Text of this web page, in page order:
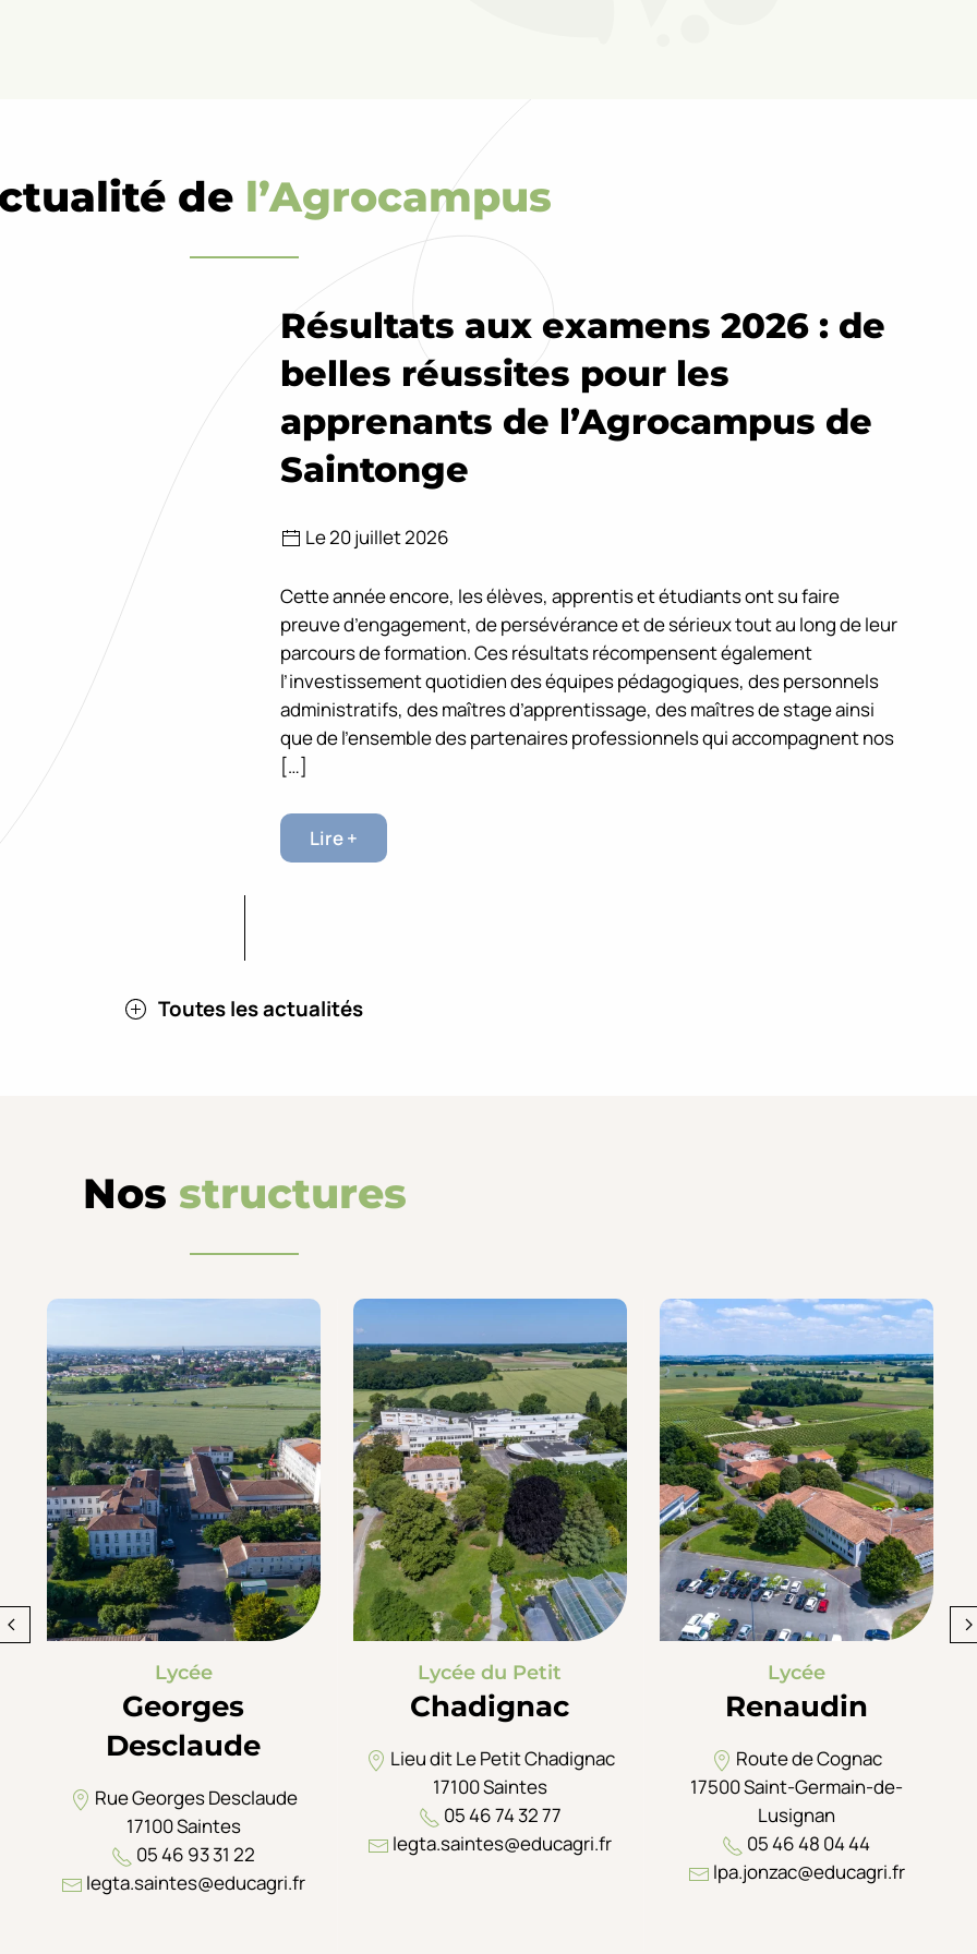
de l’Agrocampus
Résultats aux examens 2026 : de
belles réussites pour les
apprenants de l’Agrocampus de
Saintonge
Le 20 juillet 2026
Cette année encore, les élèves, apprentis et étudiants ont su faire
preuve d’engagement, de persévérance et de sérieux tout au long de leur
parcours de formation. Ces résultats récompensent également
l’investissement quotidien des équipes pédagogiques, des personnels
administratifs, des maîtres d’apprentissage, des maîtres de stage ainsi
que de l’ensemble des partenaires professionnels qui accompagnent nos
[…]
Lire +
Toutes les actualités
Nos structures
Lycée
Georges
Desclaude
Rue Georges Desclaude
17100 Saintes
05 46 93 31 22
legta.saintes@educagri.fr
Lycée du Petit
Chadignac
Lieu dit Le Petit Chadignac
17100 Saintes
05 46 74 32 77
legta.saintes@educagri.fr
Lycée
Renaudin
Route de Cognac
17500 Saint-Germain-de-
Lusignan
05 46 48 04 44
lpa.jonzac@educagri.fr